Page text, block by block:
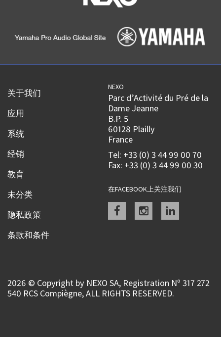
关于我们
应用
系统
经销
教育
未分类
隐私政策
条款和条件
NEXO
Parc d’Activité du Pré de la
Dame Jeanne
B.P. 5
60128 Plailly
France
Tel: +33 (0) 3 44 99 00 70
Fax: +33 (0) 3 44 99 00 30
在FACEBOOK上关注我们
Facebookinstagramlinkedin
2026 © Copyright by NEXO SA, Registration Nº 317 272
540 RCS Compiègne, ALL RIGHTS RESERVED.